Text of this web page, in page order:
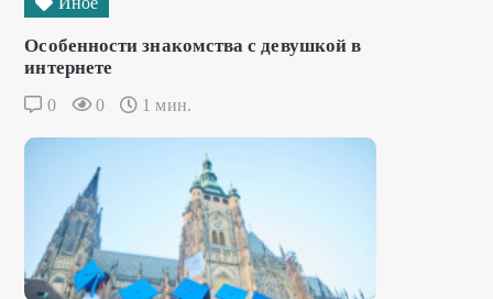
Особенности знакомства с девушкой в
интернете
0 0 1 мин.